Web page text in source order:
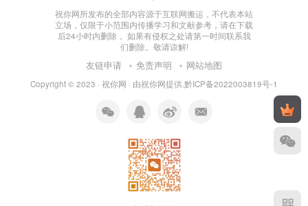
祝你网所发布的全部内容源于互联网搬运，不代表本站
立场，仅限于小范围内传播学习和文献参考，请在下载
后24小时内删除， 如果有侵权之处请第一时间联系我
们删除。敬请谅解!
友链申请 免责声明 网站地图
Copyright © 2023 · 祝你网 · 由祝你网提供.黔ICP备2022003819号-1